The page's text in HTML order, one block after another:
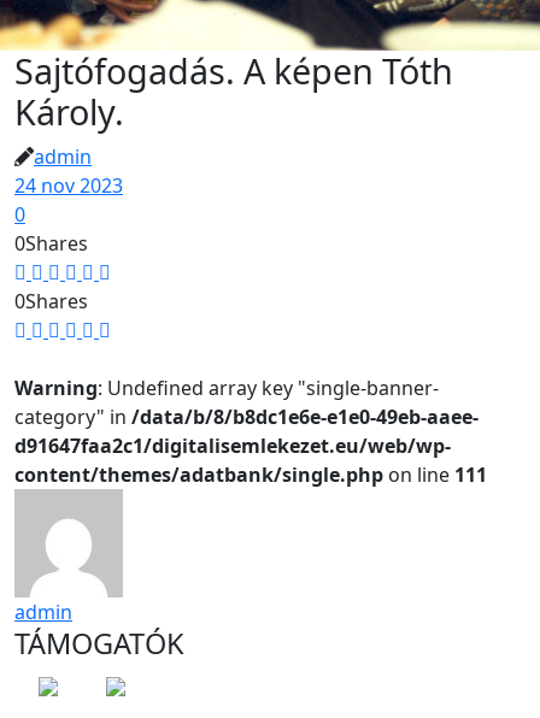
Sajtófogadás. A képen Tóth
Károly.
admin
24 nov 2023
0
0Shares
0Shares
Warning: Undefined array key "single-banner-
category" in /data/b/8/b8dc1e6e-e1e0-49eb-aaee-
d91647faa2c1/digitalisemlekezet.eu/web/wp-
content/themes/adatbank/single.php on line 111
admin
TÁMOGATÓK